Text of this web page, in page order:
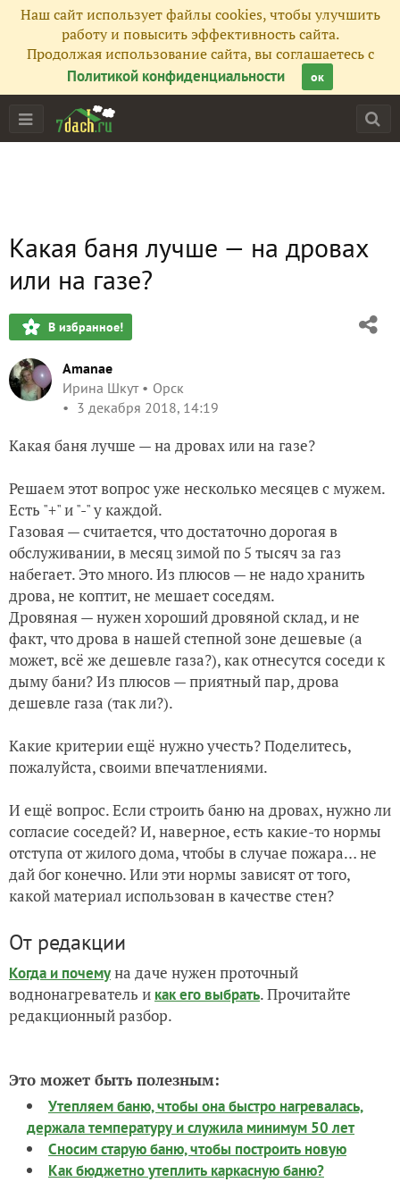
Наш сайт использует файлы cookies, чтобы улучшить
работу и повысить эффективность сайта.
Продолжая использование сайта, вы соглашаетесь с
Политикой конфиденциальности
ок
Какая баня лучше — на дровах
или на газе?
В избранное!
Amanae
Ирина Шкут
Орск
3 декабря 2018, 14:19
Какая баня лучше — на дровах или на газе?
Решаем этот вопрос уже несколько месяцев с мужем.
Есть "+" и "-" у каждой.
Газовая — считается, что достаточно дорогая в
обслуживании, в месяц зимой по 5 тысяч за газ
набегает. Это много. Из плюсов — не надо хранить
дрова, не коптит, не мешает соседям.
Дровяная — нужен хороший дровяной склад, и не
факт, что дрова в нашей степной зоне дешевые (а
может, всё же дешевле газа?), как отнесутся соседи к
дыму бани? Из плюсов — приятный пар, дрова
дешевле газа (так ли?).
Какие критерии ещё нужно учесть? Поделитесь,
пожалуйста, своими впечатлениями.
И ещё вопрос. Если строить баню на дровах, нужно ли
согласие соседей? И, наверное, есть какие-то нормы
отступа от жилого дома, чтобы в случае пожара… не
дай бог конечно. Или эти нормы зависят от того,
какой материал использован в качестве стен?
От редакции
Когда и почемуна даче нужен проточный
воднонагреватель и как его выбрать. Прочитайте
редакционный разбор.
Это может быть полезным:
Утепляем баню, чтобы она быстро нагревалась,
держала температуру и служила минимум 50 лет
Сносим старую баню, чтобы построить новую
Как бюджетно утеплить каркасную баню?